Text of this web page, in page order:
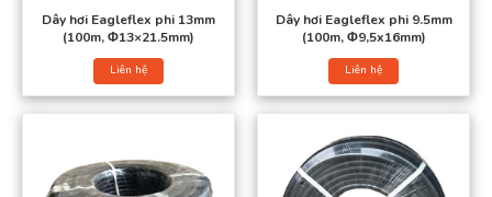
Dây hơi Eagleflex phi 13mm
(100m, Φ13×21.5mm)
Liên hệ
Dây hơi Eagleflex phi 9.5mm
(100m, Φ9,5x16mm)
Liên hệ